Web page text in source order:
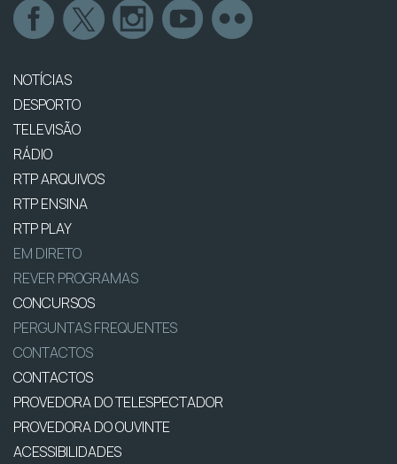
NOTÍCIAS
DESPORTO
TELEVISÃO
RÁDIO
RTP ARQUIVOS
RTP ENSINA
RTP PLAY
EM DIRETO
REVER PROGRAMAS
CONCURSOS
PERGUNTAS FREQUENTES
CONTACTOS
CONTACTOS
PROVEDORA DO TELESPECTADOR
PROVEDORA DO OUVINTE
ACESSIBILIDADES